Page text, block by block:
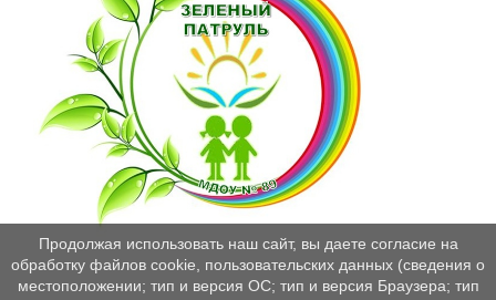
Продолжая использовать наш сайт, вы даете согласие на
обработку файлов cookie, пользовательских данных (сведения о
местоположении; тип и версия ОС; тип и версия Браузера; тип